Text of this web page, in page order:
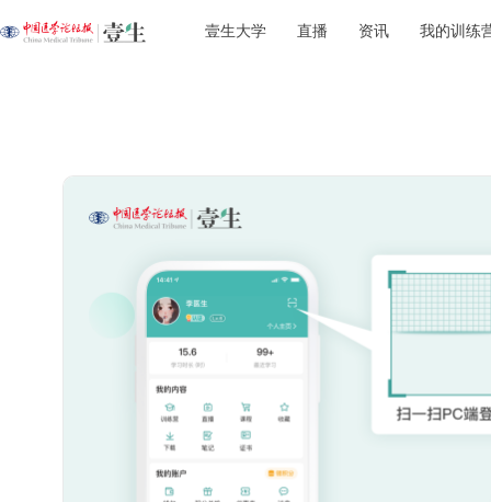
壹生大学 直播 资讯 我的训练